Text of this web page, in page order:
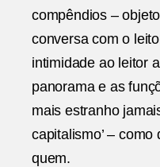
compêndios –
conversa com o
intimidade ao leitor
panorama e as
mais estranho
capitalismo’ –
quem.